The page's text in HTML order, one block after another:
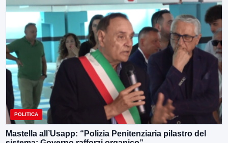
POLITICA
Mastella all’Usapp: “Polizia Penitenziaria pilastro del